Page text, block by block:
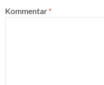
Kommentar *